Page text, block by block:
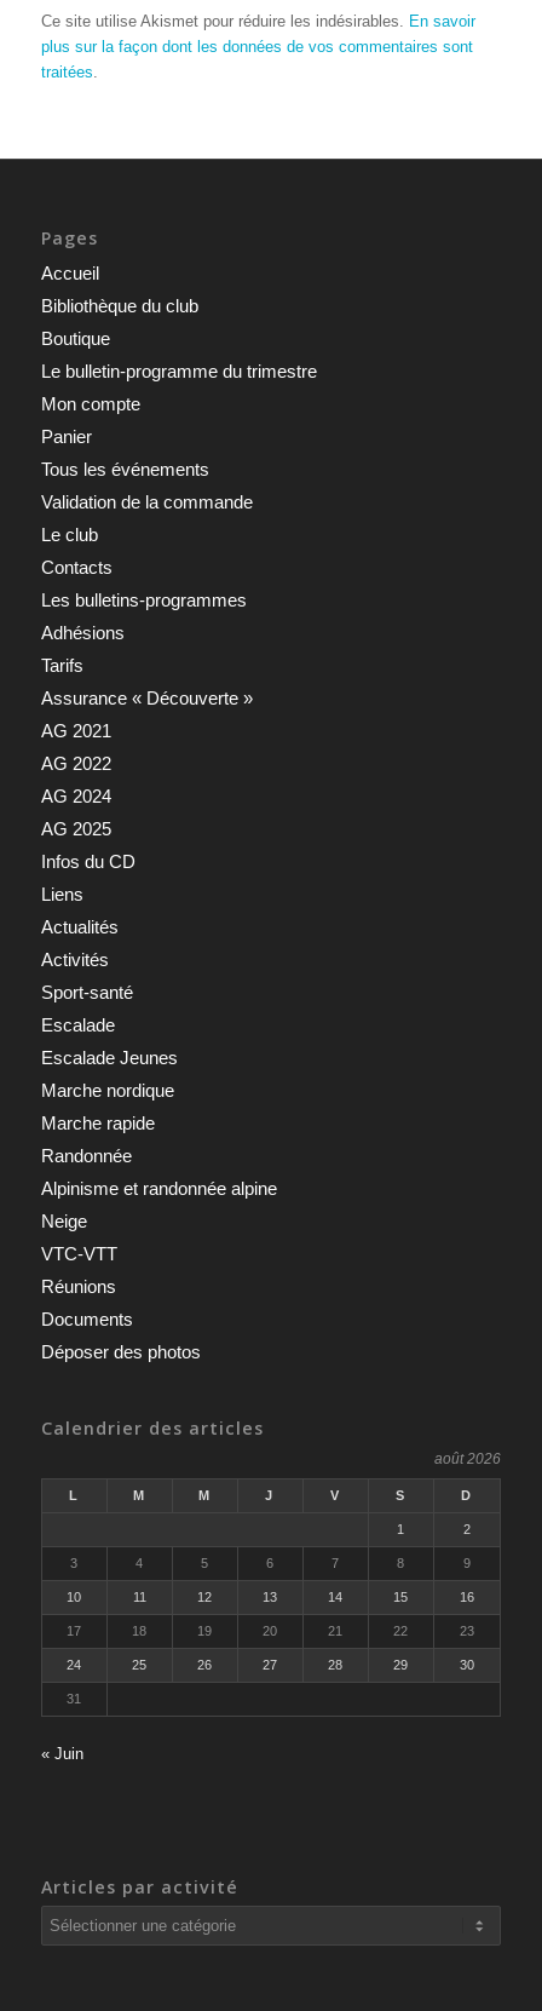
Ce site utilise Akismet pour réduire les indésirables. En savoir
plus sur la façon dont les données de vos commentaires sont
traitées.
Pages
Accueil
Bibliothèque du club
Boutique
Le bulletin-programme du trimestre
Mon compte
Panier
Tous les événements
Validation de la commande
Le club
Contacts
Les bulletins-programmes
Adhésions
Tarifs
Assurance « Découverte »
AG 2021
AG 2022
AG 2024
AG 2025
Infos du CD
Liens
Actualités
Activités
Sport-santé
Escalade
Escalade Jeunes
Marche nordique
Marche rapide
Randonnée
Alpinisme et randonnée alpine
Neige
VTC-VTT
Réunions
Documents
Déposer des photos
Calendrier des articles
août 2026
L M M J V S D
1 2
3 4 5 6 7 8 9
10 11 12 13 14 15 16
17 18 19 20 21 22 23
24 25 26 27 28 29 30
31
« Juin
Articles par activité
Articles
par